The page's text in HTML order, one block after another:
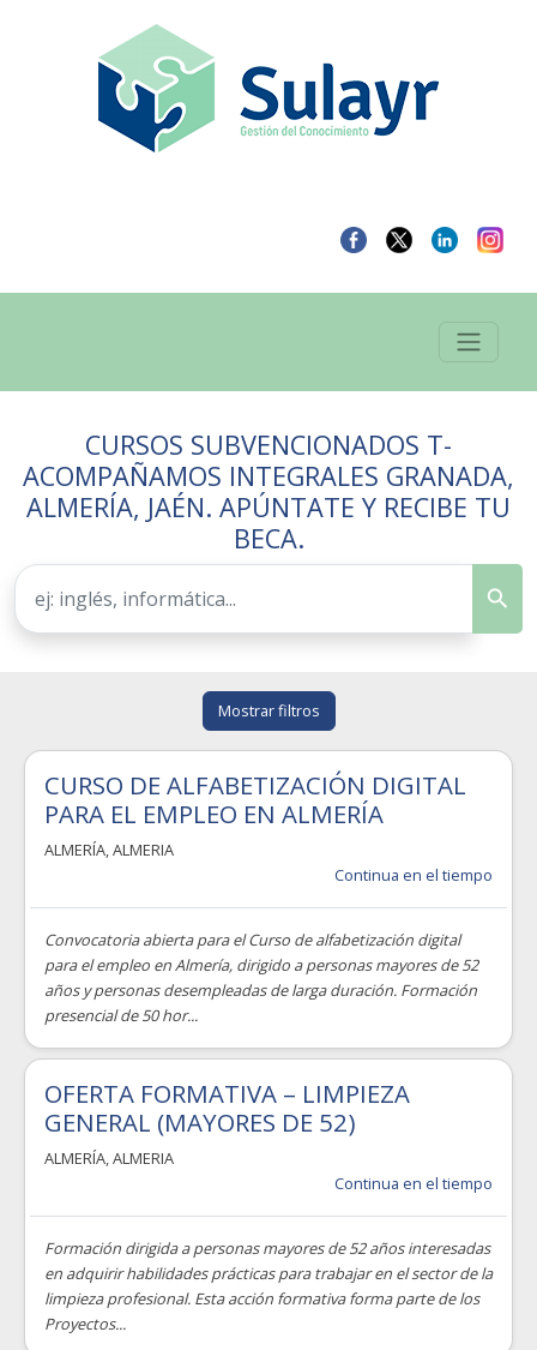
CURSOS SUBVENCIONADOS T-
ACOMPAÑAMOS INTEGRALES GRANADA,
ALMERÍA, JAÉN. APÚNTATE Y RECIBE TU
BECA.
Mostrar filtros
CURSO DE ALFABETIZACIÓN DIGITAL
PARA EL EMPLEO EN ALMERÍA
ALMERÍA,ALMERIA
Continua en el tiempo
Convocatoria abierta para el Curso de alfabetización digital
para el empleo en Almería, dirigido a personas mayores de 52
años y personas desempleadas de larga duración. Formación
presencial de 50 hor...
OFERTA FORMATIVA – LIMPIEZA
GENERAL (MAYORES DE 52)
ALMERÍA,ALMERIA
Continua en el tiempo
Formación dirigida a personas mayores de 52 años interesadas
en adquirir habilidades prácticas para trabajar en el sector de la
limpieza profesional. Esta acción formativa forma parte de los
Proyectos...